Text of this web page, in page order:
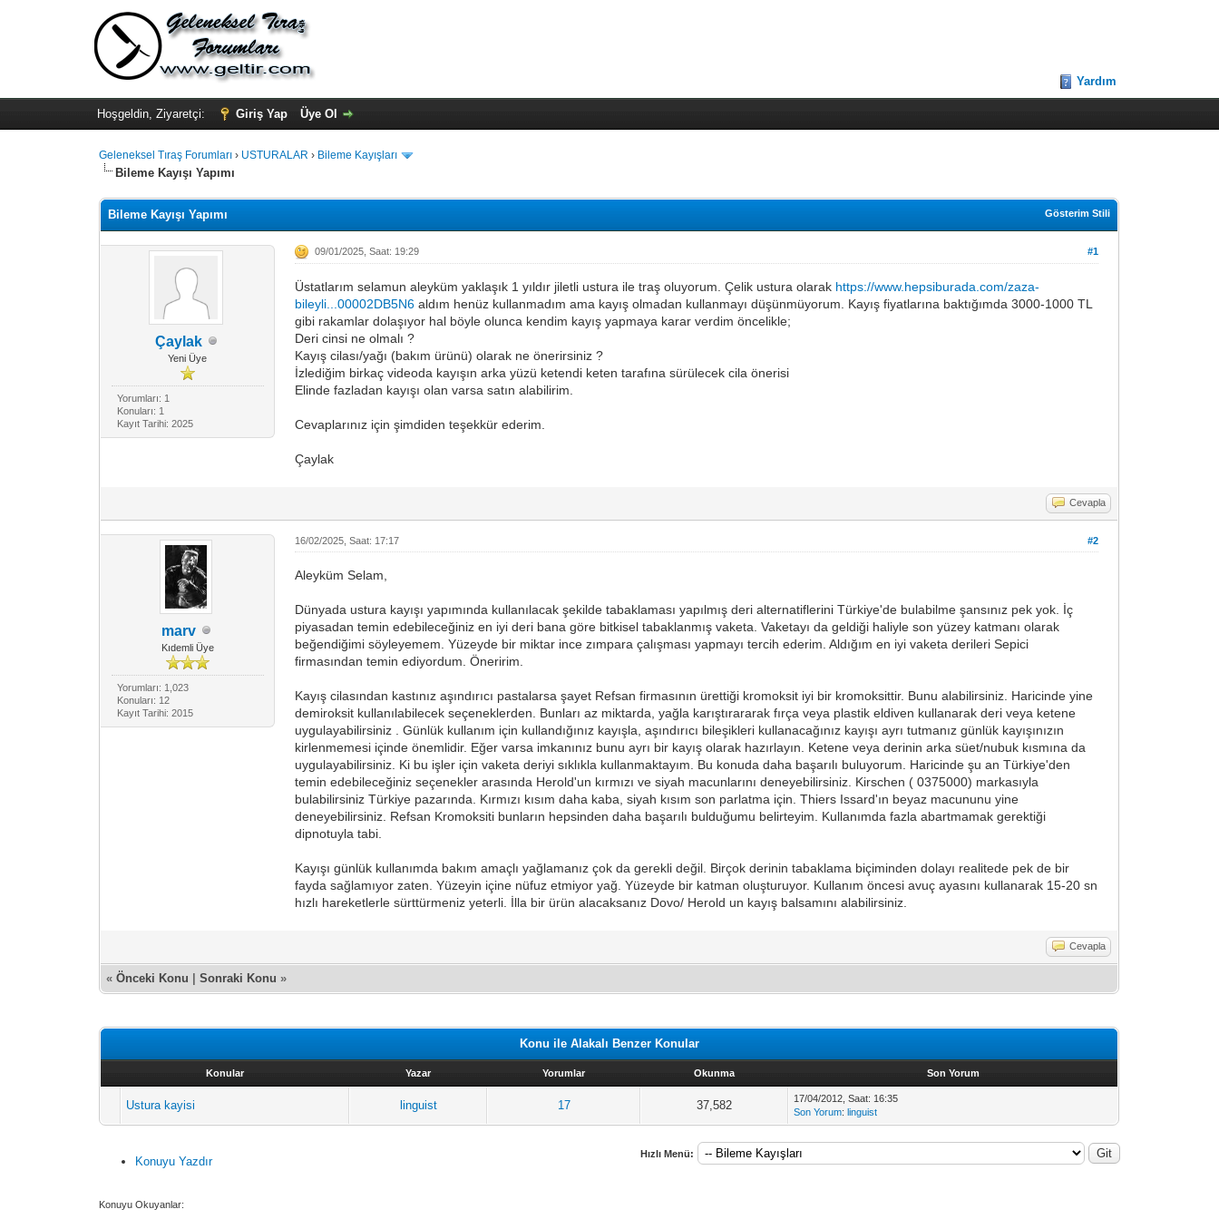
Yardım
Hoşgeldin, Ziyaretçi: Giriş Yap Üye Ol
Geleneksel Tıraş Forumları › USTURALAR › Bileme Kayışları
Bileme Kayışı Yapımı
Gösterim Stili
Bileme Kayışı Yapımı
Çaylak
Yeni Üye
Yorumları: 1
Konuları: 1
Kayıt Tarihi: 2025
#1
09/01/2025, Saat: 19:29
Üstatlarım selamun aleyküm yaklaşık 1 yıldır jiletli ustura ile traş oluyorum. Çelik ustura olarak https://www.hepsiburada.com/zaza-
bileyli...00002DB5N6 aldım henüz kullanmadım ama kayış olmadan kullanmayı düşünmüyorum. Kayış fiyatlarına baktığımda 3000-1000 TL
gibi rakamlar dolaşıyor hal böyle olunca kendim kayış yapmaya karar verdim öncelikle;
Deri cinsi ne olmalı ?
Kayış cilası/yağı (bakım ürünü) olarak ne önerirsiniz ?
İzlediğim birkaç videoda kayışın arka yüzü ketendi keten tarafına sürülecek cila önerisi
Elinde fazladan kayışı olan varsa satın alabilirim.
Cevaplarınız için şimdiden teşekkür ederim.
Çaylak
Cevapla
marv
Kıdemli Üye
Yorumları: 1,023
Konuları: 12
Kayıt Tarihi: 2015
#2
16/02/2025, Saat: 17:17
Aleyküm Selam,
Dünyada ustura kayışı yapımında kullanılacak şekilde tabaklaması yapılmış deri alternatiflerini Türkiye'de bulabilme şansınız pek yok. İç
piyasadan temin edebileceğiniz en iyi deri bana göre bitkisel tabaklanmış vaketa. Vaketayı da geldiği haliyle son yüzey katmanı olarak
beğendiğimi söyleyemem. Yüzeyde bir miktar ince zımpara çalışması yapmayı tercih ederim. Aldığım en iyi vaketa derileri Sepici
firmasından temin ediyordum. Öneririm.
Kayış cilasından kastınız aşındırıcı pastalarsa şayet Refsan firmasının ürettiği kromoksit iyi bir kromoksittir. Bunu alabilirsiniz. Haricinde yine
demiroksit kullanılabilecek seçeneklerden. Bunları az miktarda, yağla karıştırararak fırça veya plastik eldiven kullanarak deri veya ketene
uygulayabilirsiniz . Günlük kullanım için kullandığınız kayışla, aşındırıcı bileşikleri kullanacağınız kayışı ayrı tutmanız günlük kayışınızın
kirlenmemesi içinde önemlidir. Eğer varsa imkanınız bunu ayrı bir kayış olarak hazırlayın. Ketene veya derinin arka süet/nubuk kısmına da
uygulayabilirsiniz. Ki bu işler için vaketa deriyi sıklıkla kullanmaktayım. Bu konuda daha başarılı buluyorum. Haricinde şu an Türkiye'den
temin edebileceğiniz seçenekler arasında Herold'un kırmızı ve siyah macunlarını deneyebilirsiniz. Kirschen ( 0375000) markasıyla
bulabilirsiniz Türkiye pazarında. Kırmızı kısım daha kaba, siyah kısım son parlatma için. Thiers Issard'ın beyaz macununu yine
deneyebilirsiniz. Refsan Kromoksiti bunların hepsinden daha başarılı bulduğumu belirteyim. Kullanımda fazla abartmamak gerektiği
dipnotuyla tabi.
Kayışı günlük kullanımda bakım amaçlı yağlamanız çok da gerekli değil. Birçok derinin tabaklama biçiminden dolayı realitede pek de bir
fayda sağlamıyor zaten. Yüzeyin içine nüfuz etmiyor yağ. Yüzeyde bir katman oluşturuyor. Kullanım öncesi avuç ayasını kullanarak 15-20 sn
hızlı hareketlerle sürttürmeniz yeterli. İlla bir ürün alacaksanız Dovo/ Herold un kayış balsamını alabilirsiniz.
Cevapla
«Önceki Konu |Sonraki Konu »
Konu ile Alakalı Benzer Konular
Konular Yazar Yorumlar Okunma Son Yorum
Ustura kayisi linguist 17 37,582
17/04/2012, Saat: 16:35
Son Yorum:linguist
Konuyu Yazdır
Hızlı Menü:
Konuyu Okuyanlar: